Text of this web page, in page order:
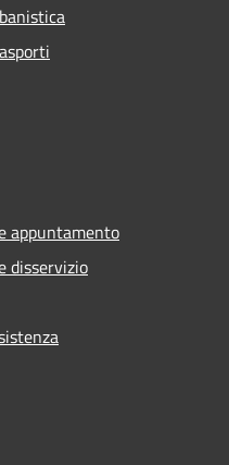
appuntamento
disservizio